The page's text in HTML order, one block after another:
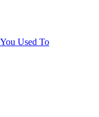
Used To